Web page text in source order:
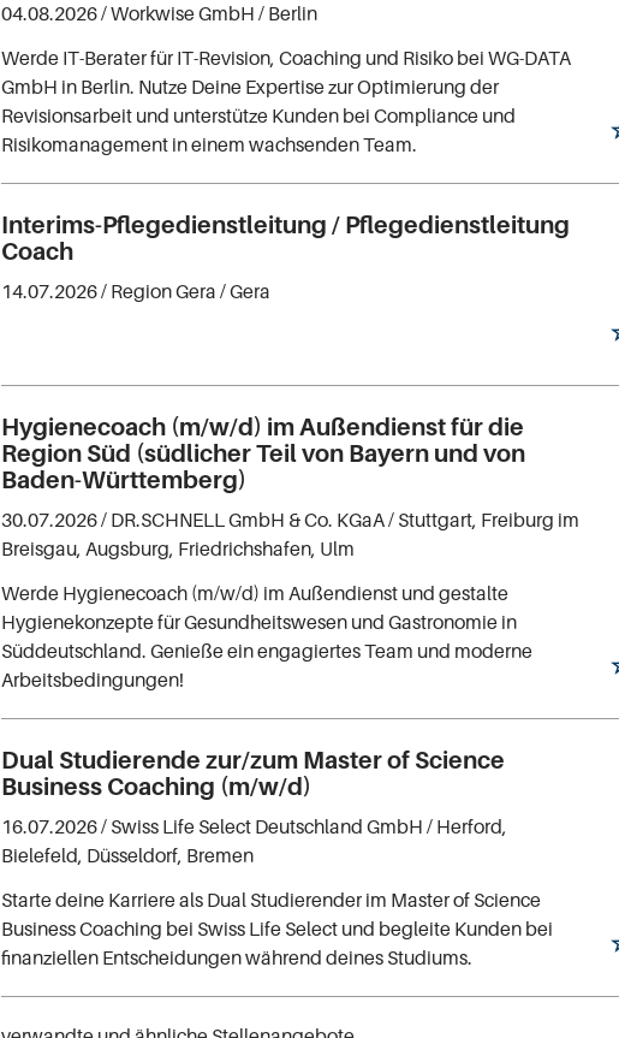
04.08.2026 /Workwise GmbH / Berlin
Werde IT-Berater für IT-Revision, Coaching und Risiko bei WG-DATA
GmbH in Berlin. Nutze Deine Expertise zur Optimierung der
Revisionsarbeit und unterstütze Kunden bei Compliance und
Risikomanagement in einem wachsenden Team.
Interims-Pflegedienstleitung / Pflegedienstleitung
Coach
14.07.2026 / Region Gera / Gera
Hygienecoach (m/w/d) im Außendienst für die
Region Süd (südlicher Teil von Bayern und von
Baden-Württemberg)
30.07.2026 / DR.SCHNELL GmbH & Co. KGaA/ Stuttgart, Freiburg im
Breisgau, Augsburg, Friedrichshafen, Ulm
Werde Hygienecoach (m/w/d) im Außendienst und gestalte
Hygienekonzepte für Gesundheitswesen und Gastronomie in
Süddeutschland. Genieße ein engagiertes Team und moderne
Arbeitsbedingungen!
Dual Studierende zur/zum Master of Science
Business Coaching (m/w/d)
16.07.2026 / Swiss Life Select Deutschland GmbH / Herford,
Bielefeld, Düsseldorf, Bremen
Starte deine Karriere als Dual Studierender im Master of Science
Business Coaching bei Swiss Life Select und begleite Kunden bei
finanziellen Entscheidungen während deines Studiums.